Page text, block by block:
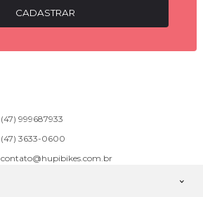
CADASTRAR
(47) 999687933
(47) 3633-0600
contato@hupibikes.com.br